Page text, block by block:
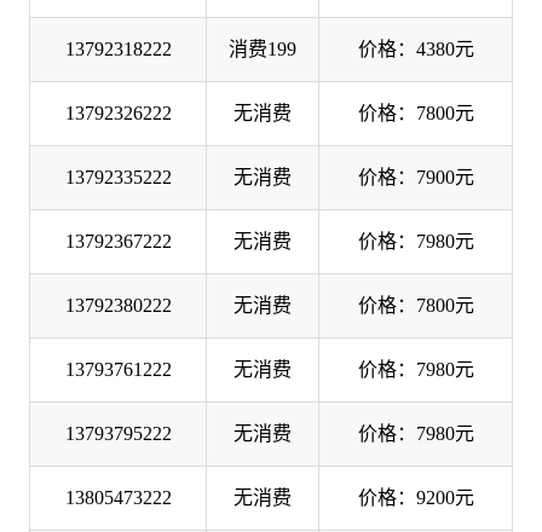
13792318222 消费199 价格：4380元
13792326222 无消费 价格：7800元
13792335222 无消费 价格：7900元
13792367222 无消费 价格：7980元
13792380222 无消费 价格：7800元
13793761222 无消费 价格：7980元
13793795222 无消费 价格：7980元
13805473222 无消费 价格：9200元